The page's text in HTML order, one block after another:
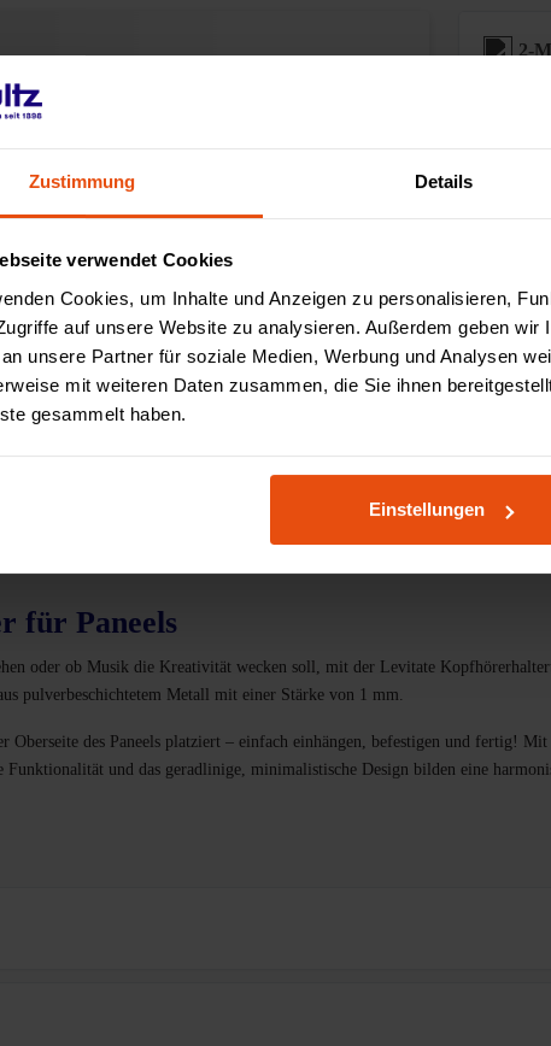
Zustimmung Details
verwendet Cookies
Cookies, um Inhalte und Anzeigen zu personalisieren,
auf unsere Website zu analysieren. Außerdem geben
unsere Partner für soziale Medien, Werbung und Analysen
mit weiteren Daten zusammen, die Sie ihnen
gesammelt haben.
Einstellungen
2-
für Paneels
oder ob Musik die Kreativität wecken soll, mit der Levitate
pulverbeschichtetem Metall mit einer Stärke von 1 mm.
des Paneels platziert – einfach einhängen, befestigen und fertig!
und das geradlinige, minimalistische Design bilden eine